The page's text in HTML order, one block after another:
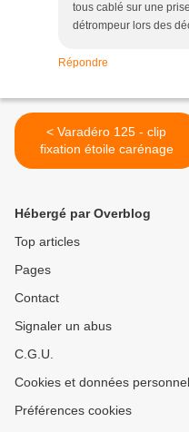
tous cablé sur une
détrompeur lors des
Répondre
< Varadéro 125 - clip
fixation étoile carénage
Hébergé par Overblog
Top articles
Pages
Contact
Signaler un abus
C.G.U.
Cookies et données
Préférences cookies